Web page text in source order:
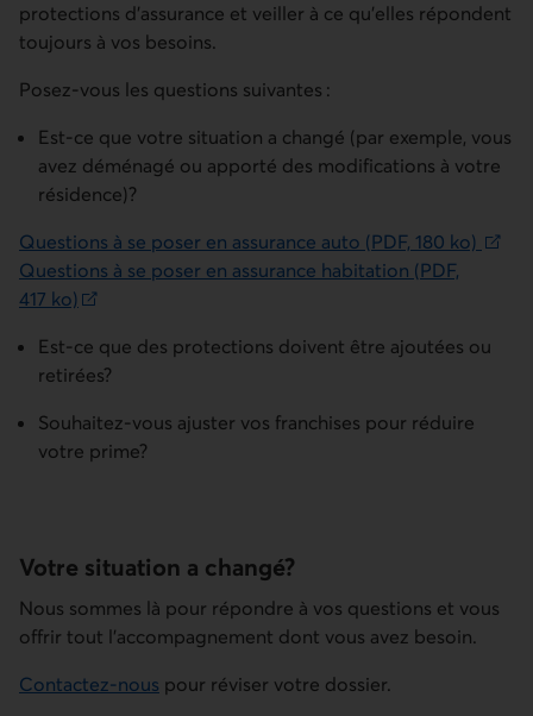
protections d’assurance et veiller à ce qu’elles répondent
toujours à vos besoins.
Posez-vous les questions suivantes :
Est-ce que votre situation a changé (par exemple, vous
avez déménagé ou apporté des modifications à votre
résidence)?
Questions à se poser en assurance auto (PDF, 180 ko)
Lien externe au site. S'ouvre dans un nouvel onglet.
Questions à se poser en assurance habitation (PDF,
417 ko)
Est-ce que des protections doivent être ajoutées ou
retirées?
Souhaitez-vous ajuster vos franchises pour réduire
votre prime?
Votre situation a changé?
Nous sommes là pour répondre à vos questions et vous
offrir tout l’accompagnement dont vous avez besoin.
Contactez-nous pour réviser votre dossier.